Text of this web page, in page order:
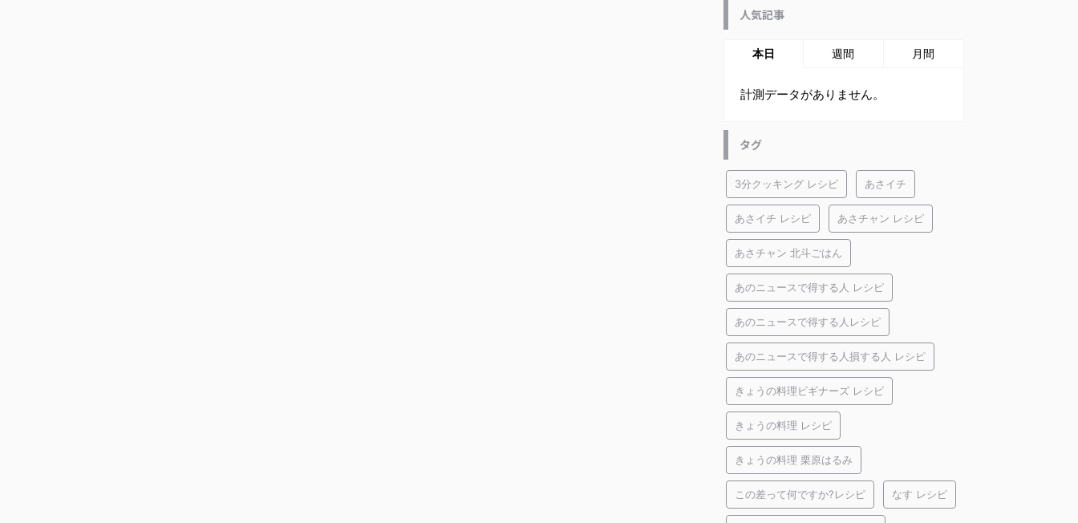
人気記事
本日 週間 月間
計測データがありません。
タグ
3分クッキング レシピ あさイチ
あさイチ レシピ あさチャン レシピ
あさチャン 北斗ごはん
あのニュースで得する人 レシピ
あのニュースで得する人レシピ
あのニュースで得する人損する人 レシピ
きょうの料理ビギナーズ レシピ
きょうの料理 レシピ
きょうの料理 栗原はるみ
この差って何ですか?レシピ なす レシピ